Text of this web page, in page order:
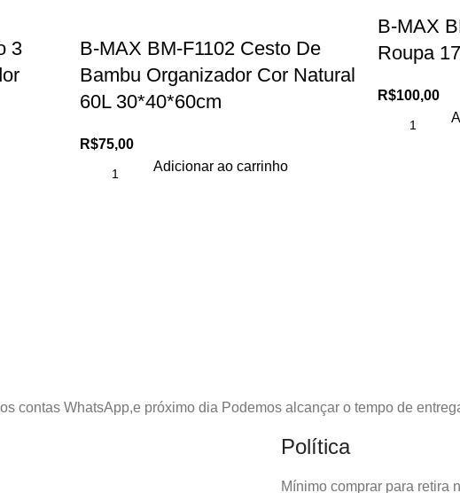
3
B-MAX BM-F1102 Cesto De
Bambu Organizador Cor Natural
60L 30*40*60cm
R$75,00
Adicionar ao carrinho
B-MAX
Roupa
R$100,00
contas WhatsApp,e próximo dia Podemos alcançar o tempo de
Política
Mínimo comprar para retira